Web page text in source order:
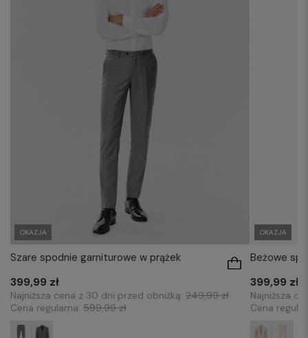
OKAZJA
Szare spodnie garniturowe w prążek
399,99 zł
Najniższa cena z 30 dni przed obniżką: 249,99 zł
Cena regularna: 599,99 zł
OKAZJA
Beżowe
399,99 zł
Najniższa
Cena